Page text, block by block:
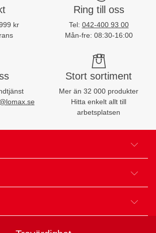
kr
Ring till oss
Tel: 042-400 93 00
Mån-fre: 08:30-16:00
Stort sortiment
Mer än 32 000 produkter
Hitta enkelt allt till
arbetsplatsen